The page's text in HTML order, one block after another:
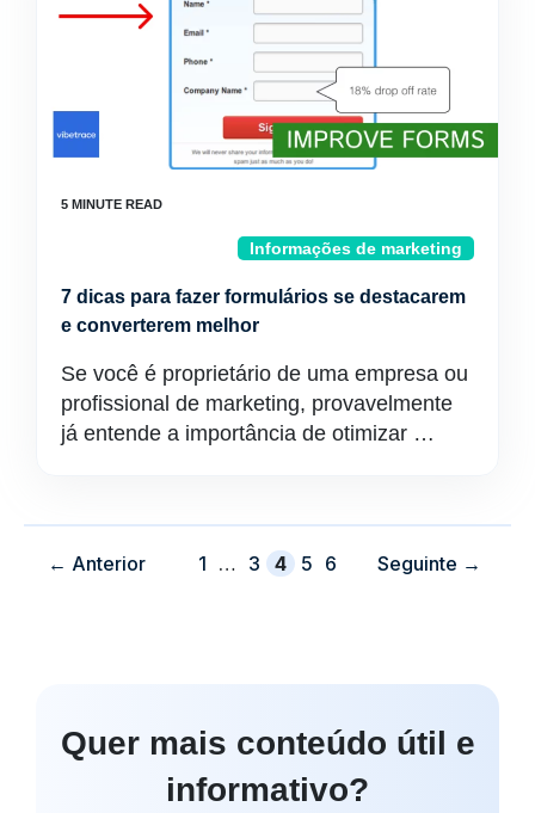
Informações de marketing
7 dicas para fazer formulários se destacarem
e converterem melhor
Se você é proprietário de uma empresa ou
profissional de marketing, provavelmente
já entende a importância de otimizar …
← Anterior Página
1 … Página
3 Página
4 Página
5 Página
6 Seguinte →
Quer mais conteúdo útil e
informativo?